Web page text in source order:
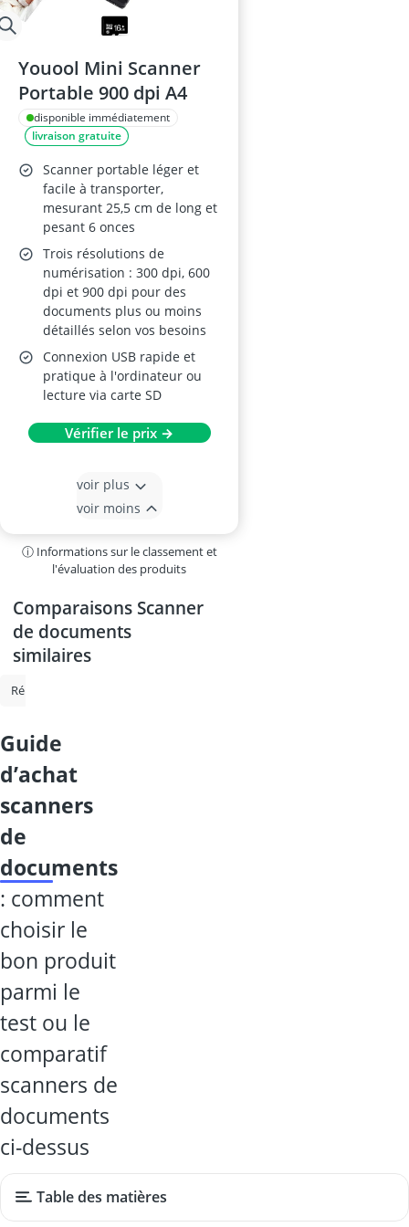
Youool Mini Scanner
Portable 900 dpi A4
disponible immédiatement
livraison gratuite
Scanner portable léger et
facile à transporter,
mesurant 25,5 cm de long et
pesant 6 onces
Trois résolutions de
numérisation : 300 dpi, 600
dpi et 900 dpi pour des
documents plus ou moins
détaillés selon vos besoins
Connexion USB rapide et
pratique à l'ordinateur ou
lecture via carte SD
Vérifier le prix →
voir plus
voir moins
ⓘ Informations sur le classement et
l'évaluation des produits
Comparaisons Scanner
de documents
similaires
Répéteurs Wi-Fi fritz
guide
d’achat
scanners
de
documents
: comment
choisir le
bon produit
parmi le
test ou le
comparatif
scanners de
documents
ci-dessus
Table des matières